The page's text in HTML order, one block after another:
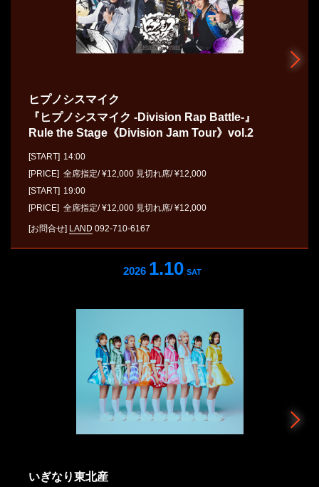
ヒプノシスマイク
『ヒプノシスマイク -Division Rap Battle-』
Rule the Stage《Division Jam Tour》vol.2
[START] 14:00
[PRICE] 全席指定/ ¥12,000 見切れ席/ ¥12,000
[START] 19:00
[PRICE] 全席指定/ ¥12,000 見切れ席/ ¥12,000
[お問合せ] LAND 092-710-6167
2026 1.10 SAT
いぎなり東北産